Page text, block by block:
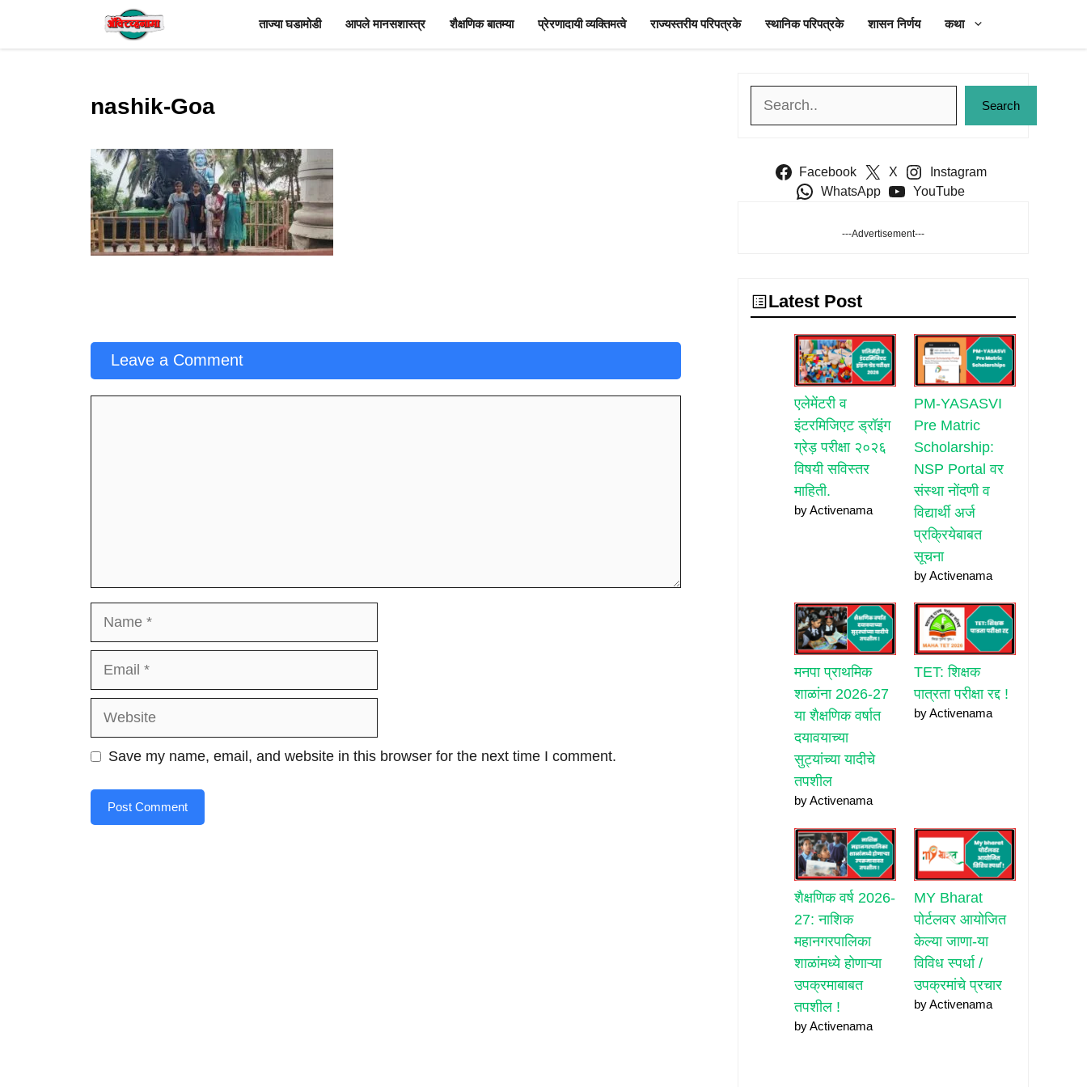
content
ताज्या घडामोडी आपले मानसशास्त्र शैक्षणिक बातम्या प्रेरणादायी व्यक्तिमत्वे राज्यस्तरीय परिपत्रके स्थानिक परिपत्रके शासन निर्णय कथा
nashik-Goa
Leave a Comment
Website
Save my name, email, and website in this browser for the next time I comment.
Search
Facebook X
Instagram
WhatsApp
YouTube
---Advertisement---
Latest Post
एलेमेंटरी व
इंटरमिजिएट ड्रॉइंग
ग्रेड़ परीक्षा २०२६
विषयी सविस्तर
माहिती.
by Activenama
PM-YASASVI
Pre Matric
Scholarship:
NSP Portal वर
संस्था नोंदणी व
विद्यार्थी अर्ज
प्रक्रियेबाबत
सूचना
by Activenama
मनपा प्राथमिक
शाळांना 2026-27
या शैक्षणिक वर्षात
दयावयाच्या
सुट्यांच्या यादीचे
तपशील
by Activenama
TET: शिक्षक
पात्रता परीक्षा रद्द !
by Activenama
शैक्षणिक वर्ष 2026-
27: नाशिक
महानगरपालिका
शाळांमध्ये होणाऱ्या
उपक्रमाबाबत
तपशील !
by Activenama
MY Bharat
पोर्टलवर आयोजित
केल्या जाणा-या
विविध स्पर्धा /
उपक्रमांचे प्रचार
by Activenama